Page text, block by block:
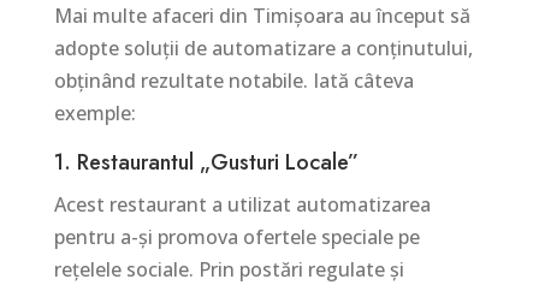
Mai multe afaceri din Timișoara au început să
adopte soluții de automatizare a conținutului,
obținând rezultate notabile. Iată câteva
exemple:
1. Restaurantul „Gusturi Locale”
Acest restaurant a utilizat automatizarea
pentru a-și promova ofertele speciale pe
rețelele sociale. Prin postări regulate și